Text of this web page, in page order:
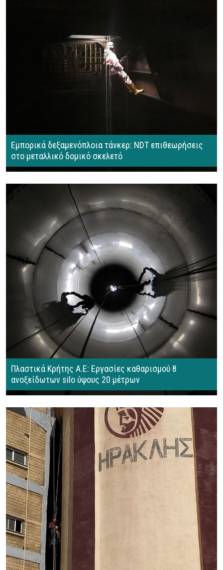
Εμπορικά δεξαμενόπλοια τάνκερ: NDT επιθεωρήσεις
στο μεταλλικό δομικό σκελετό
Πλαστικά Κρήτης Α.Ε: Εργασίες καθαρισμού 8
ανοξείδωτων silo ύψους 20 μέτρων